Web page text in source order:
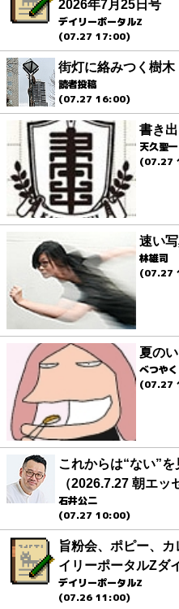
2026年7月25日号
デイリーポータルZ
(07.27 17:00)
街灯に絡みつく樹木
読者投稿
(07.27 16:00)
書き
天久聖一
(07.27
速い
林雄司
(07.27
夏の
べつや
(07.27
これからは“ない”
（2026.7.27 朝エッ
石井公二
(07.27 10:00)
旨粉会、ポピー、
イリーポータルZダ
デイリーポータルZ
(07.26 11:00)